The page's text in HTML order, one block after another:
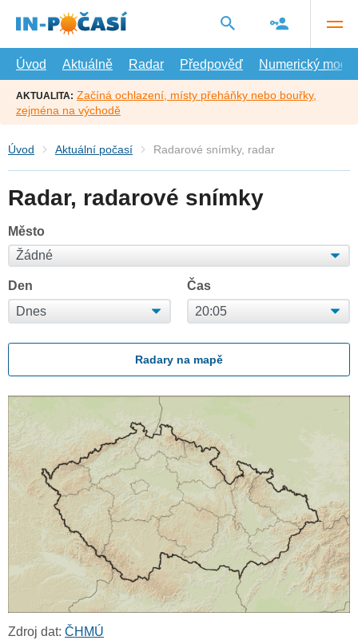
hlavní
Úvod
Aktuálně Radar Předpověď Numerický model
AKTUALITA: Začíná ochlazení, místy přeháňky nebo bouřky,
zejména na východě
Úvod Aktuální počasí Radarové snímky, radar
Radar, radarové snímky
Město
Den Čas
Radary na mapě
Zdroj dat: ČHMÚ